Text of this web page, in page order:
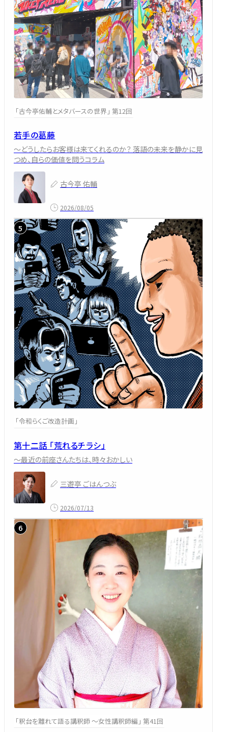
「古今亭佑輔とメタバースの世界」 第12回
若手の葛藤
～どうしたらお客様は来てくれるのか？ 落語の未来を静かに見
つめ、自らの価値を問うコラム
古今亭 佑輔
2026/08/05
「令和らくご改造計画」
第十二話 「荒れるチラシ」
～最近の前座さんたちは、時々おかしい
三遊亭 ごはんつぶ
2026/07/13
「釈台を離れて語る講釈師 ～女性講釈師編」 第41回